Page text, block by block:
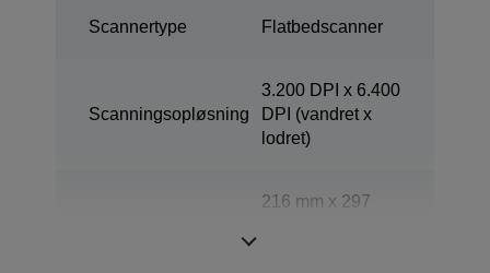
Scannertype Flatbedscanner
Scanningsopløsning
3.200 DPI x 6.400
DPI (vandret x
lodret)
216 mm x 297